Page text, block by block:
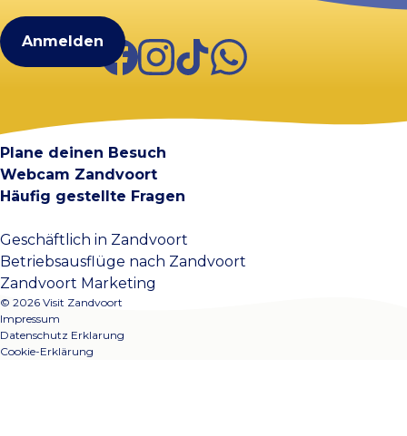
FacebookInstagram
TikTokWhatsApp
Plane deinen Besuch
Webcam Zandvoort
Häufig gestellte Fragen
Geschäftlich in Zandvoort
Betriebsausflüge nach Zandvoort
Zandvoort Marketing
© 2026 Visit Zandvoort
Impressum
Datenschutz Erklarung
Cookie-Erklärung